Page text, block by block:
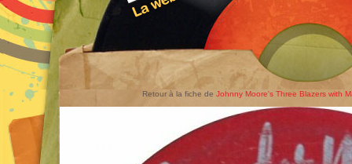
Retour à la fiche de Johnny Moore's Three Blazers with